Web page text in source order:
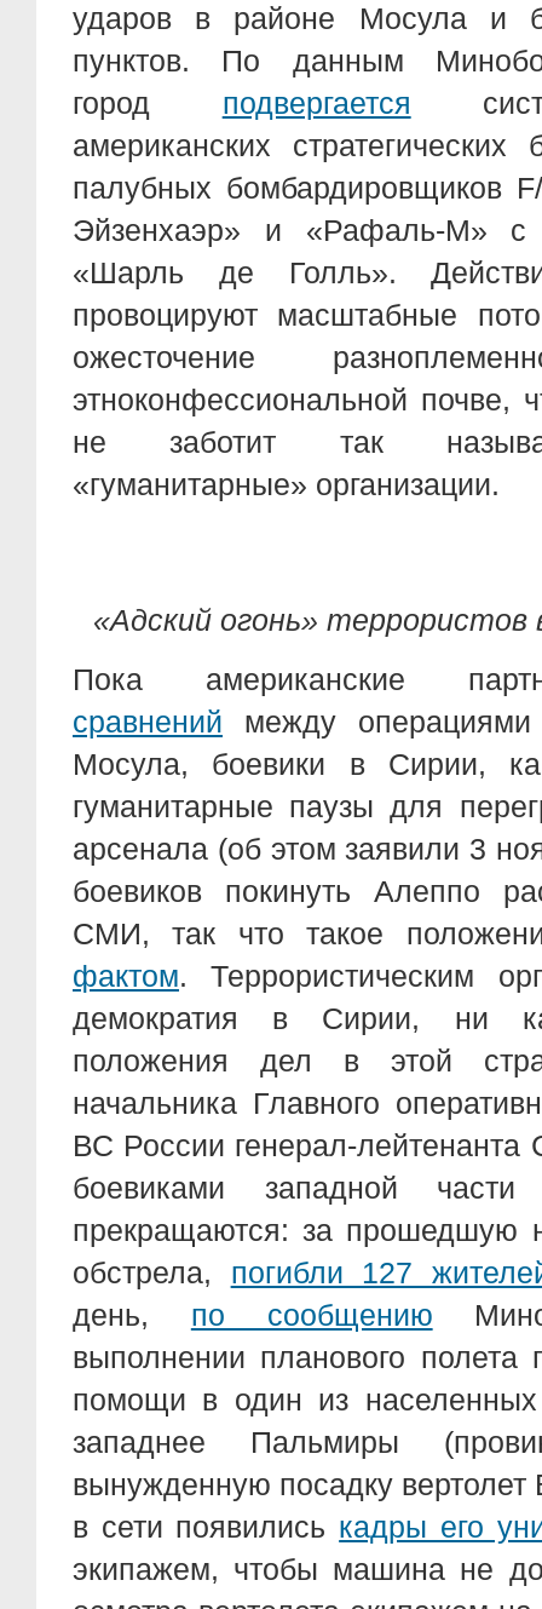
ударов в районе Мосула и
пунктов. По данным
город подвергается
американских
палубных бомбардировщиков
Эйзенхаэр» и «Рафаль-М» с
«Шарль де Голль».
провоцируют масштабные
ожесточение
этноконфессиональной почве,
не заботит так
«гуманитарные» организации.
«Адский огонь»
Пока американские
сравнений между операциями
Мосула, боевики в Сирии,
гуманитарные паузы для
арсенала (об этом заявили 3
боевиков покинуть Алеппо
СМИ, так что такое
фактом. Террористическим
демократия в Сирии, ни
положения дел в этой
начальника Главного
ВС России генерал-лейтенанта
боевиками западной
прекращаются: за прошедшую
обстрела, погибли 127
день, по сообщению
выполнении планового полета
помощи в один из
западнее Пальмиры
вынужденную посадку
в сети появились кадры его
экипажем, чтобы машина не